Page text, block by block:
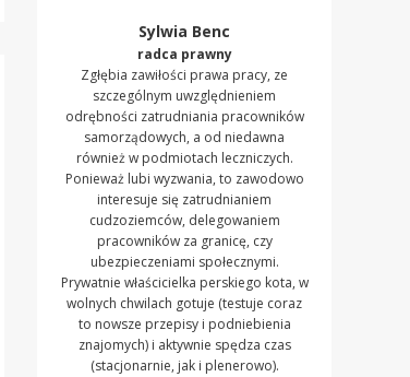
Sylwia Benc
radca prawny
Zgłębia zawiłości prawa pracy, ze
szczególnym uwzględnieniem
odrębności zatrudniania pracowników
samorządowych, a od niedawna
również w podmiotach leczniczych.
Ponieważ lubi wyzwania, to zawodowo
interesuje się zatrudnianiem
cudzoziemców, delegowaniem
pracowników za granicę, czy
ubezpieczeniami społecznymi.
Prywatnie właścicielka perskiego kota, w
wolnych chwilach gotuje (testuje coraz
to nowsze przepisy i podniebienia
znajomych) i aktywnie spędza czas
(stacjonarnie, jak i plenerowo).